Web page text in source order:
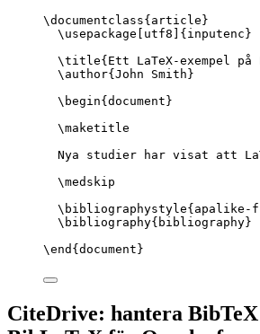
\documentclass{ article }
\usepackage
utf8 ]{ inputenc }
\title{Ett LaTeX-exempel
\author{John Smith}
\begin{ document }
\maketitle
Nya studier har visat att
\medskip
\bibliographystyle{apalike-
\bibliography{bibliography}
\end { document }
CiteDrive: hantera